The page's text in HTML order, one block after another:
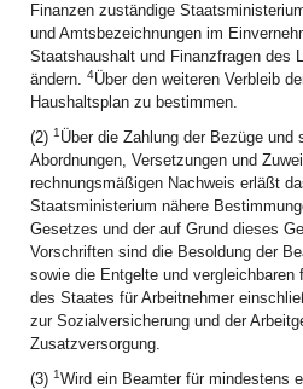
Finanzen zuständige
und Amtsbezeichnungen im
Staatshaushalt und Finanzfragen des
ändern. 4Über den weiteren Verbleib
Haushaltsplan zu bestimmen.
(2) 1Über die Zahlung der Bezüge und
Abordnungen, Versetzungen und
rechnungsmäßigen Nachweis erläßt
Staatsministerium nähere
Gesetzes und der auf Grund dieses
Vorschriften sind die Besoldung der
sowie die Entgelte und vergleichbaren
des Staates für Arbeitnehmer
zur Sozialversicherung und der
Zusatzversorgung.
(3) 1Wird ein Beamter für mindestens